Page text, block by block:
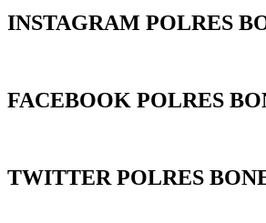
INSTAGRAM POLRES
FACEBOOK POLRES
TWITTER POLRES